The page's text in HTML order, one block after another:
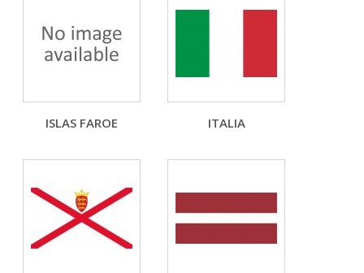
ISLAS FAROE ITALIA